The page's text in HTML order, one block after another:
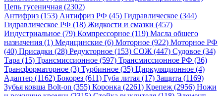
Цепь гусеничная (2302)
Антифриз (153) Антифриз РФ (45) Гидравлическое (344)
Гидравлическое РФ (18) Жидкости и смазки (457)
Индустриальное (79) Компрессорное (119) Масла общего
назначения (1) Медицинские (6) Моторное (922) Моторное РФ
(40) Присадки (28) Редукторное (153) СОЖ (447) Судовое (34)
Тара (15) Трансмиссионное (597) Трансмиссионное РФ (36)
Трансформаторное (3) Турбинное (35) Циркуляционное (4)
Адаптер (1162) Бокорез (611) Губа литая (17) Защита (1169)
Зубья ковша Bolt-on (355) Коронка (2261) Крепеж (2956) Ножи